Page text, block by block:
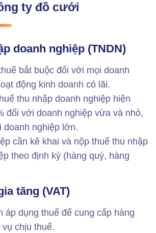
ty đồ cưới
doanh nghiệp (TNDN)
bắt buộc đối với mọi doanh
động kinh doanh có lãi.
thu nhập doanh nghiệp hiện
đối với doanh nghiệp vừa và nhỏ,
doanh nghiệp lớn.
cần kê khai và nộp thuế thu nhập
theo định kỳ (hàng quý, hàng
tăng (VAT)
áp dụng thuế để cung cấp hàng
vụ chịu thuế.